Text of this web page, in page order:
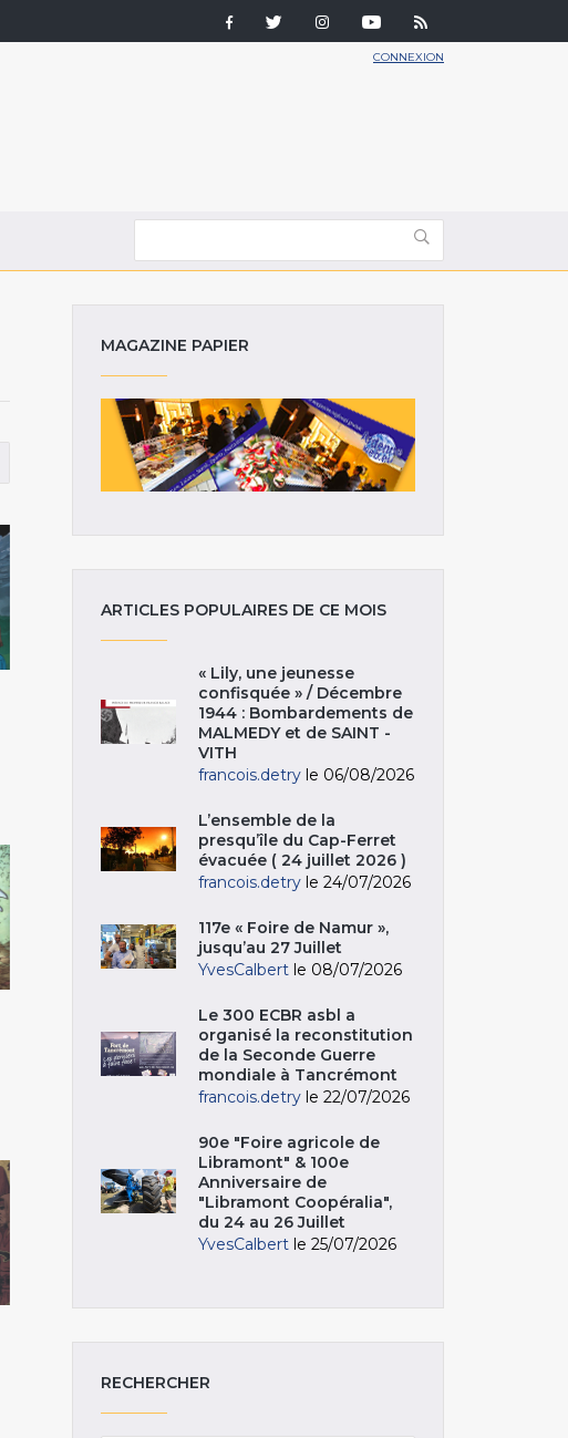
CONNEXION
MAGAZINE PAPIER
ARTICLES POPULAIRES DE CE MOIS
« Lily, une jeunesse
confisquée » / Décembre
1944 : Bombardements de
MALMEDY et de SAINT -
VITH
francois.detry le 06/08/2026
L’ensemble de la
presqu’île du Cap-Ferret
évacuée ( 24 juillet 2026 )
francois.detry le 24/07/2026
117e « Foire de Namur »,
jusqu’au 27 Juillet
YvesCalbert le 08/07/2026
Le 300 ECBR asbl a
organisé la reconstitution
de la Seconde Guerre
mondiale à Tancrémont
francois.detry le 22/07/2026
90e "Foire agricole de
Libramont" & 100e
Anniversaire de
"Libramont Coopéralia",
du 24 au 26 Juillet
YvesCalbert le 25/07/2026
RECHERCHER